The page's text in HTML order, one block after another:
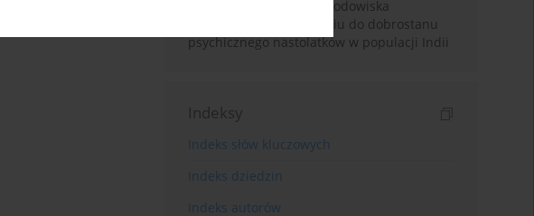
Badanie osobowości i środowiska
rodzinnego w odniesieniu do dobrostanu
psychicznego nastolatków w populacji Indii
Indeksy
Indeks słów kluczowych
Indeks dziedzin
Indeks autorów